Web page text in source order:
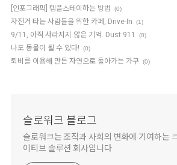
[인포그래픽] 템플스테이하는 방법 (0)
자전거 타는 사람들을 위한 카페, Drive-In (1)
9/11, 아직 사라지지 않은 기억. Dust 911 (0)
나도 동물이 될 수 있다! (0)
퇴비를 이용해 만든 자연으로 돌아가는 가구 (0)
슬로워크 블로그
슬로워크는 조직과 사회의 변화에 기여하는
이티브 솔루션 회사입니다